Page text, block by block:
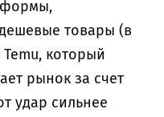
товары (в
Temu, который
рынок за счет
удар сильнее